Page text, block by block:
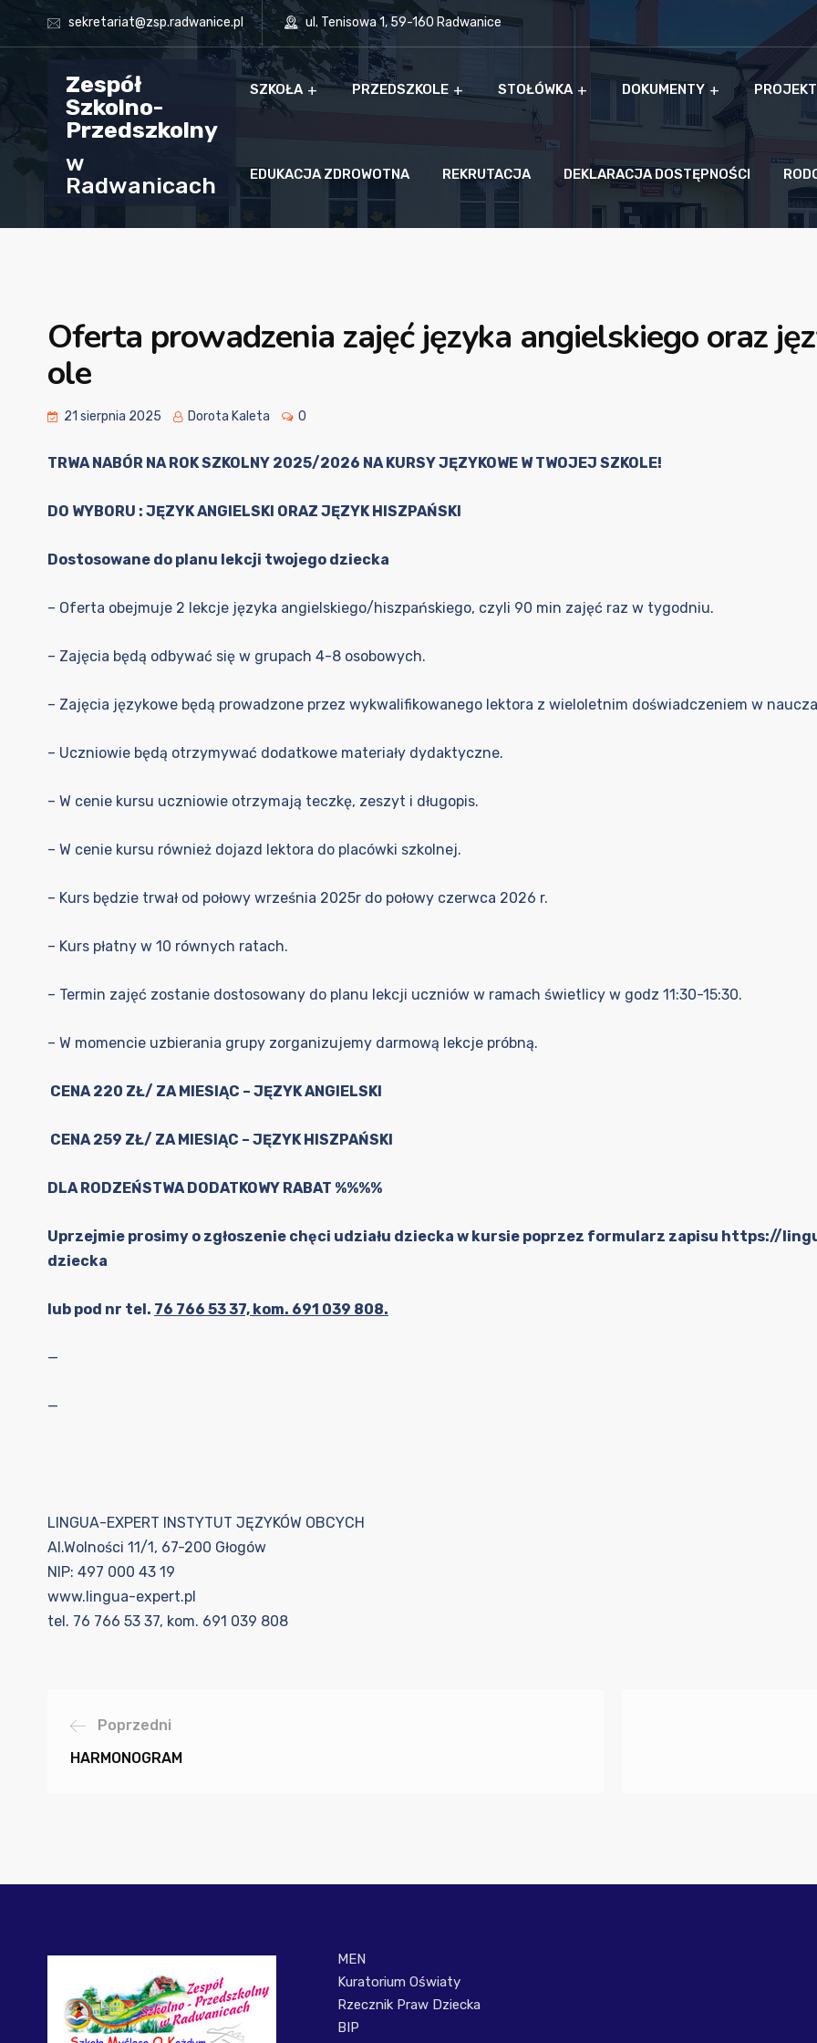
sekretariat@zsp.radwanice.pl ul. Tenisowa 1, 59-160 Radwanice
Zespół
Szkolno-
Przedszkolny
w
Radwanicach
SZKOŁA PRZEDSZKOLE STOŁÓWKA DOKUMENTY
EDUKACJA ZDROWOTNA REKRUTACJA DEKLARACJA DOSTĘPNOŚCI
Oferta prowadzenia zajęć języka angielskiego oraz
ole
21 sierpnia 2025 Dorota Kaleta 0
TRWA NABÓR NA ROK SZKOLNY 2025/2026 NA KURSY JĘZYKOWE W TWOJEJ SZKOLE!
DO WYBORU : JĘZYK ANGIELSKI ORAZ JĘZYK HISZPAŃSKI
Dostosowane do planu lekcji twojego dziecka
– Oferta obejmuje 2 lekcje języka angielskiego/hiszpańskiego, czyli 90 min zajęć raz w tygodniu.
– Zajęcia będą odbywać się w grupach 4-8 osobowych.
– Zajęcia językowe będą prowadzone przez wykwalifikowanego lektora z wieloletnim doświadczeniem w
– Uczniowie będą otrzymywać dodatkowe materiały dydaktyczne.
– W cenie kursu uczniowie otrzymają teczkę, zeszyt i długopis.
– W cenie kursu również dojazd lektora do placówki szkolnej.
– Kurs będzie trwał od połowy września 2025r do połowy czerwca 2026 r.
– Kurs płatny w 10 równych ratach.
– Termin zajęć zostanie dostosowany do planu lekcji uczniów w ramach świetlicy w godz 11:30-15:30.
– W momencie uzbierania grupy zorganizujemy darmową lekcje próbną.
CENA 220 ZŁ/ ZA MIESIĄC – JĘZYK ANGIELSKI
CENA 259 ZŁ/ ZA MIESIĄC – JĘZYK HISZPAŃSKI
DLA RODZEŃSTWA DODATKOWY RABAT %%%%
Uprzejmie prosimy o zgłoszenie chęci udziału dziecka w kursie poprzez formularz zapisu https://
dziecka
lub pod nr tel. 76 766 53 37, kom. 691 039 808.
—
—
LINGUA-EXPERT INSTYTUT JĘZYKÓW OBCYCH
Al.Wolności 11/1, 67-200 Głogów
NIP: 497 000 43 19
www.lingua-expert.pl
tel. 76 766 53 37, kom. 691 039 808
Poprzedni
HARMONOGRAM
MEN
Kuratorium Oświaty
Rzecznik Praw Dziecka
BIP